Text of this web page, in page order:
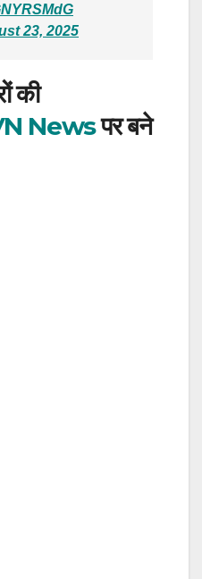
23, 2025
की
Newsपर बने